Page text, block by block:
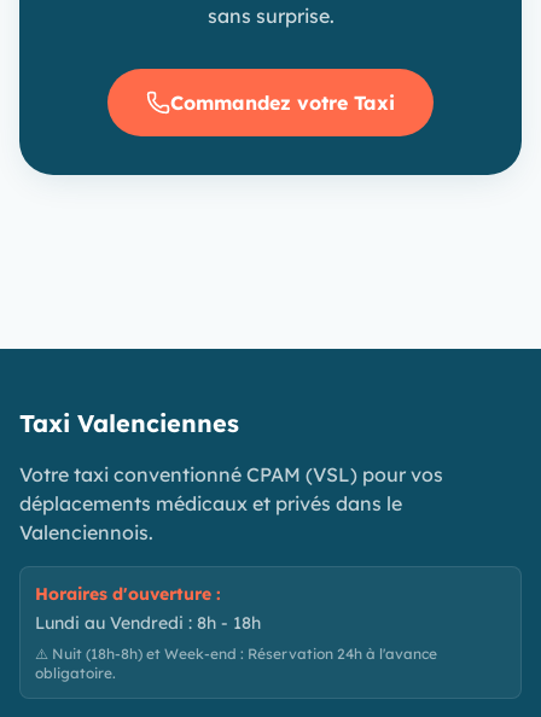
sans surprise.
Commandez votre Taxi
Taxi Valenciennes
Votre taxi conventionné CPAM (VSL) pour vos
déplacements médicaux et privés dans le
Valenciennois.
Horaires d'ouverture :
Lundi au Vendredi : 8h - 18h
⚠️ Nuit (18h-8h) et Week-end : Réservation 24h à l'avance
obligatoire.